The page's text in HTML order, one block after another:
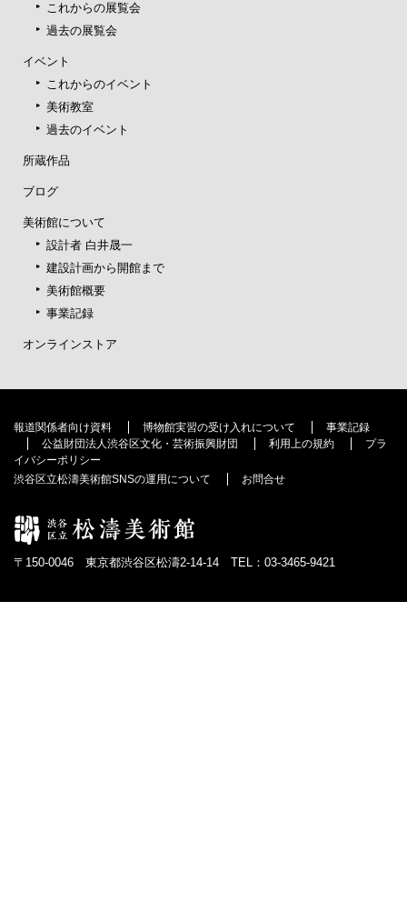
これからの展覧会
過去の展覧会
イベント
これからのイベント
美術教室
過去のイベント
所蔵作品
ブログ
美術館について
設計者 白井晟一
建設計画から開館まで
美術館概要
事業記録
オンラインストア
報道関係者向け資料 博物館実習の受け入れについて
事業記録
公益財団法人渋谷区文化・芸術振興財団
利用上の規約
プラ
イバシーポリシー
渋谷区立松濤美術館SNSの運用について
お問合せ
〒150-0046 東京都渋谷区松濤2-14-14 TEL：03-3465-9421